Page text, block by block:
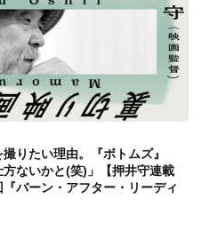
りたい理由。『ボトムズ』
ないかと(笑)」【押井守連載
バーン・アフター・リーディ